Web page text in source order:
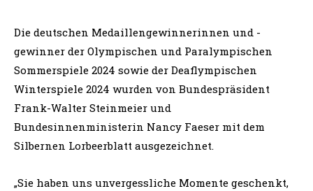
Die deutschen Medaillengewinnerinnen und -
gewinner der Olympischen und Paralympischen
Sommerspiele 2024 sowie der Deaflympischen
Winterspiele 2024 wurden von Bundespräsident
Frank-Walter Steinmeier und
Bundesinnenministerin Nancy Faeser mit dem
Silbernen Lorbeerblatt ausgezeichnet.
„Sie haben uns unvergessliche Momente geschenkt,